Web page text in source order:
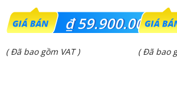
Giá
gốc
là:
₫59.900.000
Giá
( Đã bao gồm VAT )
Giá
gốc
là:
Giá
( Đã bao